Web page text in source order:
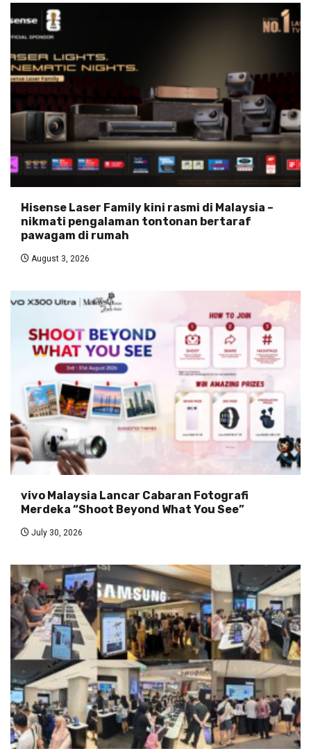
Hisense Laser Family kini rasmi di Malaysia –
nikmati pengalaman tontonan bertaraf
pawagam di rumah
August 3, 2026
vivo Malaysia Lancar Cabaran Fotografi
Merdeka “Shoot Beyond What You See”
July 30, 2026